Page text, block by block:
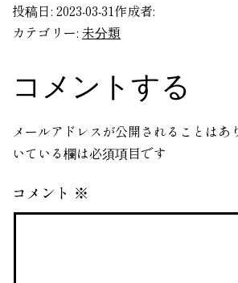
投稿日: 2023-03-31作成者:
カテゴリー: 未分類
コメントする
メールアドレスが公開されることはあ
いている欄は必須項目です
コメント ※